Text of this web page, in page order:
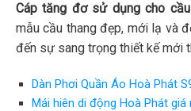
Cáp tăng đơ sử dụng cho
mẫu cầu thang đẹp, mới lạ và
đến sự sang trọng thiết kế mới
Dàn Phơi Quần Áo Hoà Phát
Mái hiên di động Hoà Phát giá